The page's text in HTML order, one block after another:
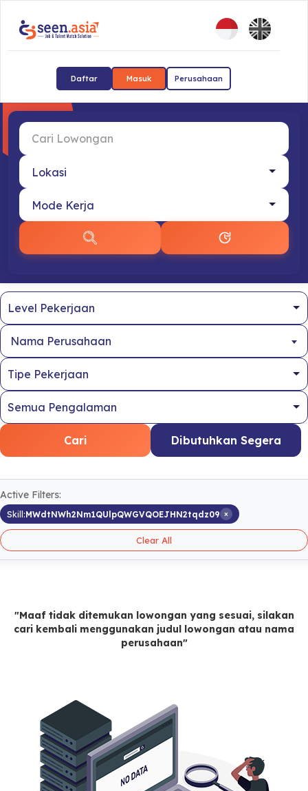
Daftar Masuk Perusahaan
Nama Perusahaan
Cari Dibutuhkan Segera
Active Filters:
Skill:MWdtNWh2Nm1QUlpQWGVQOEJHN2tqdz09 ×
Clear All
"Maaf tidak ditemukan lowongan yang sesuai, silakan
cari kembali menggunakan judul lowongan atau nama
perusahaan"